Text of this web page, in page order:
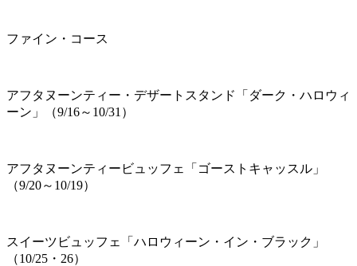
ファイン・コース
アフタヌーンティー・デザートスタンド「ダーク・ハロウィ
ーン」（9/16～10/31）
アフタヌーンティービュッフェ「ゴーストキャッスル」
（9/20～10/19）
スイーツビュッフェ「ハロウィーン・イン・ブラック」
（10/25・26）